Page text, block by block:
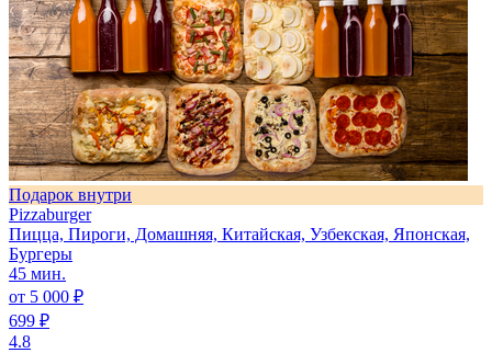
Подарок внутри
Pizzaburger
Пицца, Пироги, Домашняя, Китайская, Узбекская, Японская,
Бургеры
45 мин.
от 5 000 ₽
699 ₽
4.8